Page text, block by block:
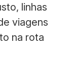
linhas
viagens
na rota